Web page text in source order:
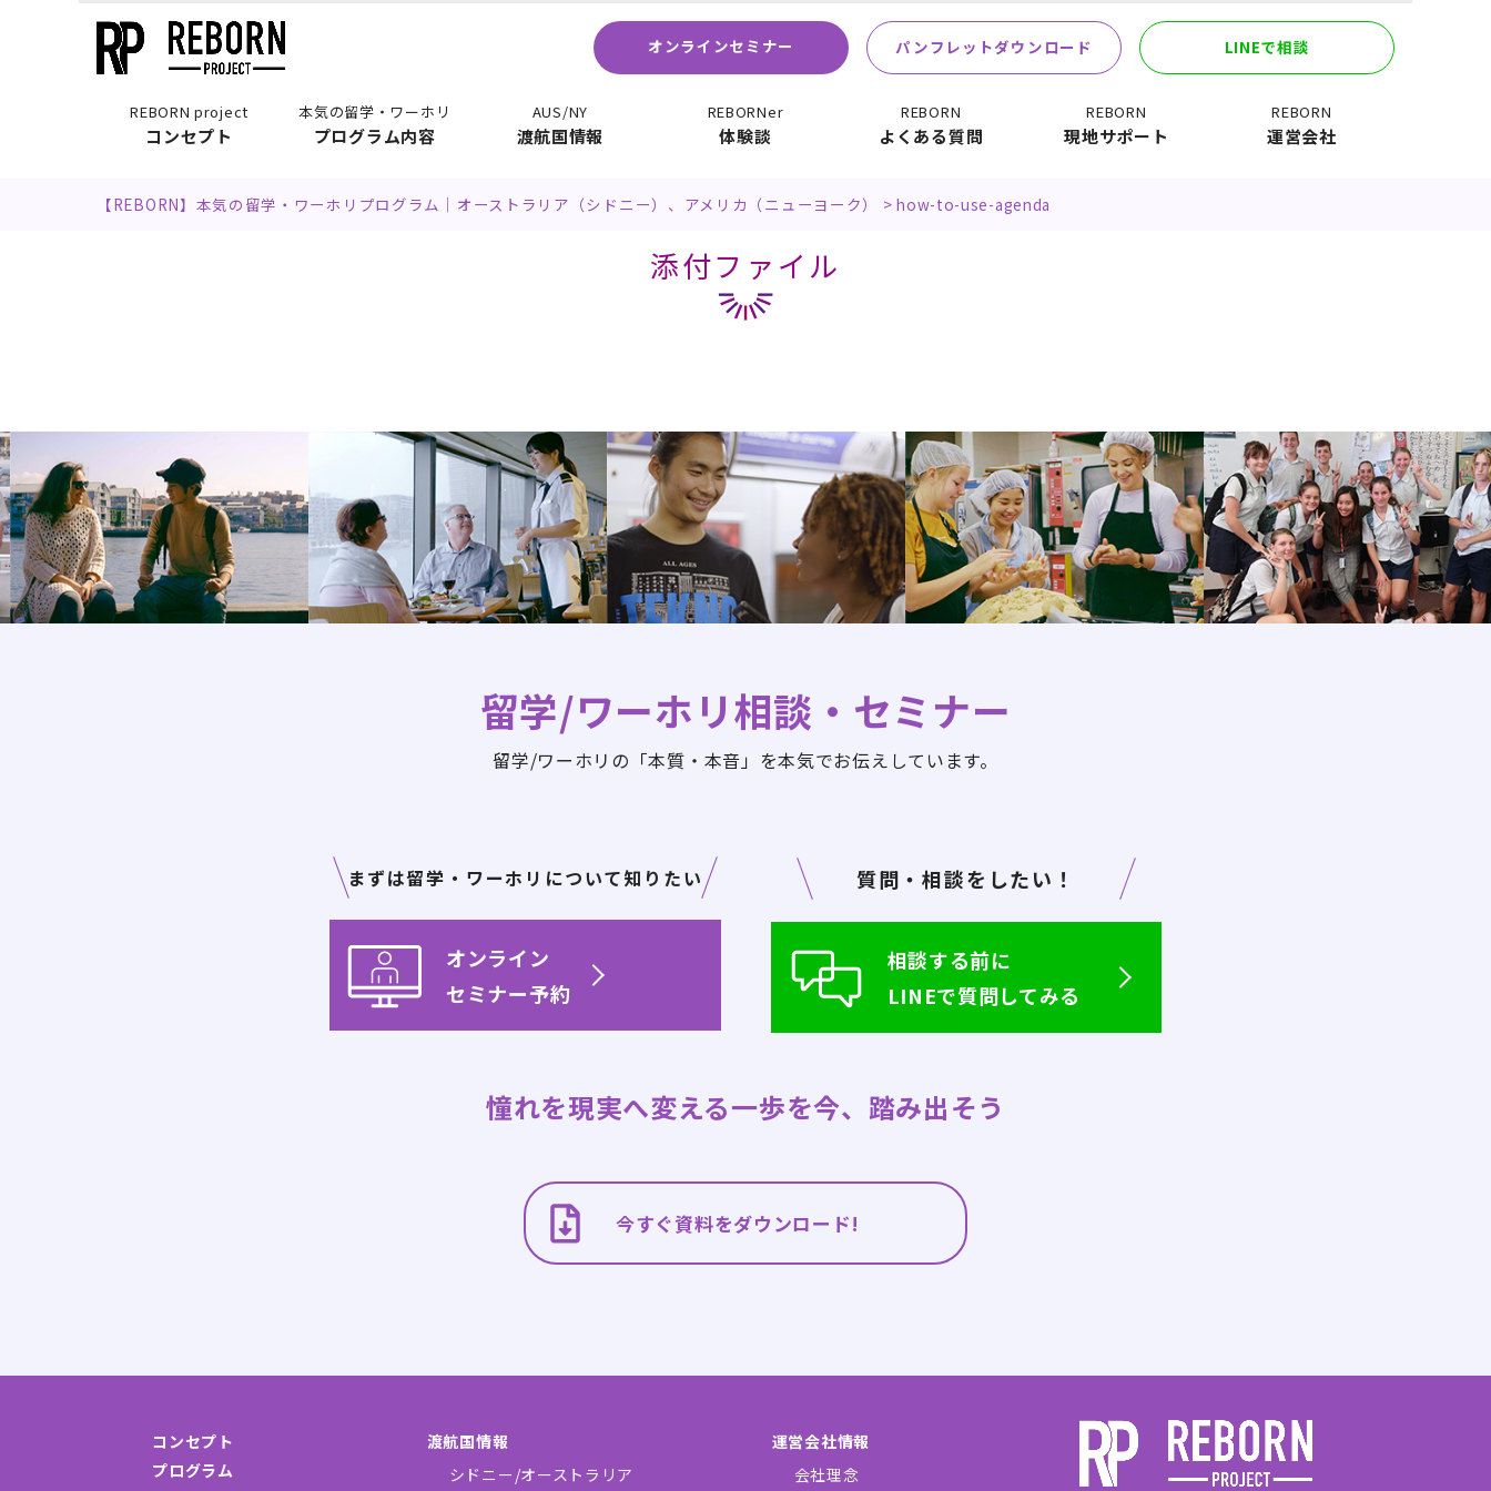
オンラインセミナー パンフレットダウンロード LINEで相談
REBORN project
コンセプト
本気の留学・ワーホリ
プログラム内容
AUS/NY
渡航国情報
REBORNer
体験談
REBORN
よくある質問
REBORN
現地サポート
REBORN
運営会社
【REBORN】本気の留学・ワーホリプログラム｜オーストラリア（シドニー）、アメリカ（ニューヨーク） >how-to-use-agenda
添付ファイル
留学/ワーホリ相談 ・セミナー
留学/ワーホリの「本質・本音」を本気でお伝えしています。
まずは留学・ワーホリ について知りたい
オンライン
セミナー予約
質問・相談をしたい！
相談する前に
LINEで質問してみる
憧れを現実へ変える一歩を今、踏み出そう
今すぐ資料をダウンロード!
コンセプト
プログラム
渡航国情報
シドニー/オーストラリア
運営会社情報
会社理念